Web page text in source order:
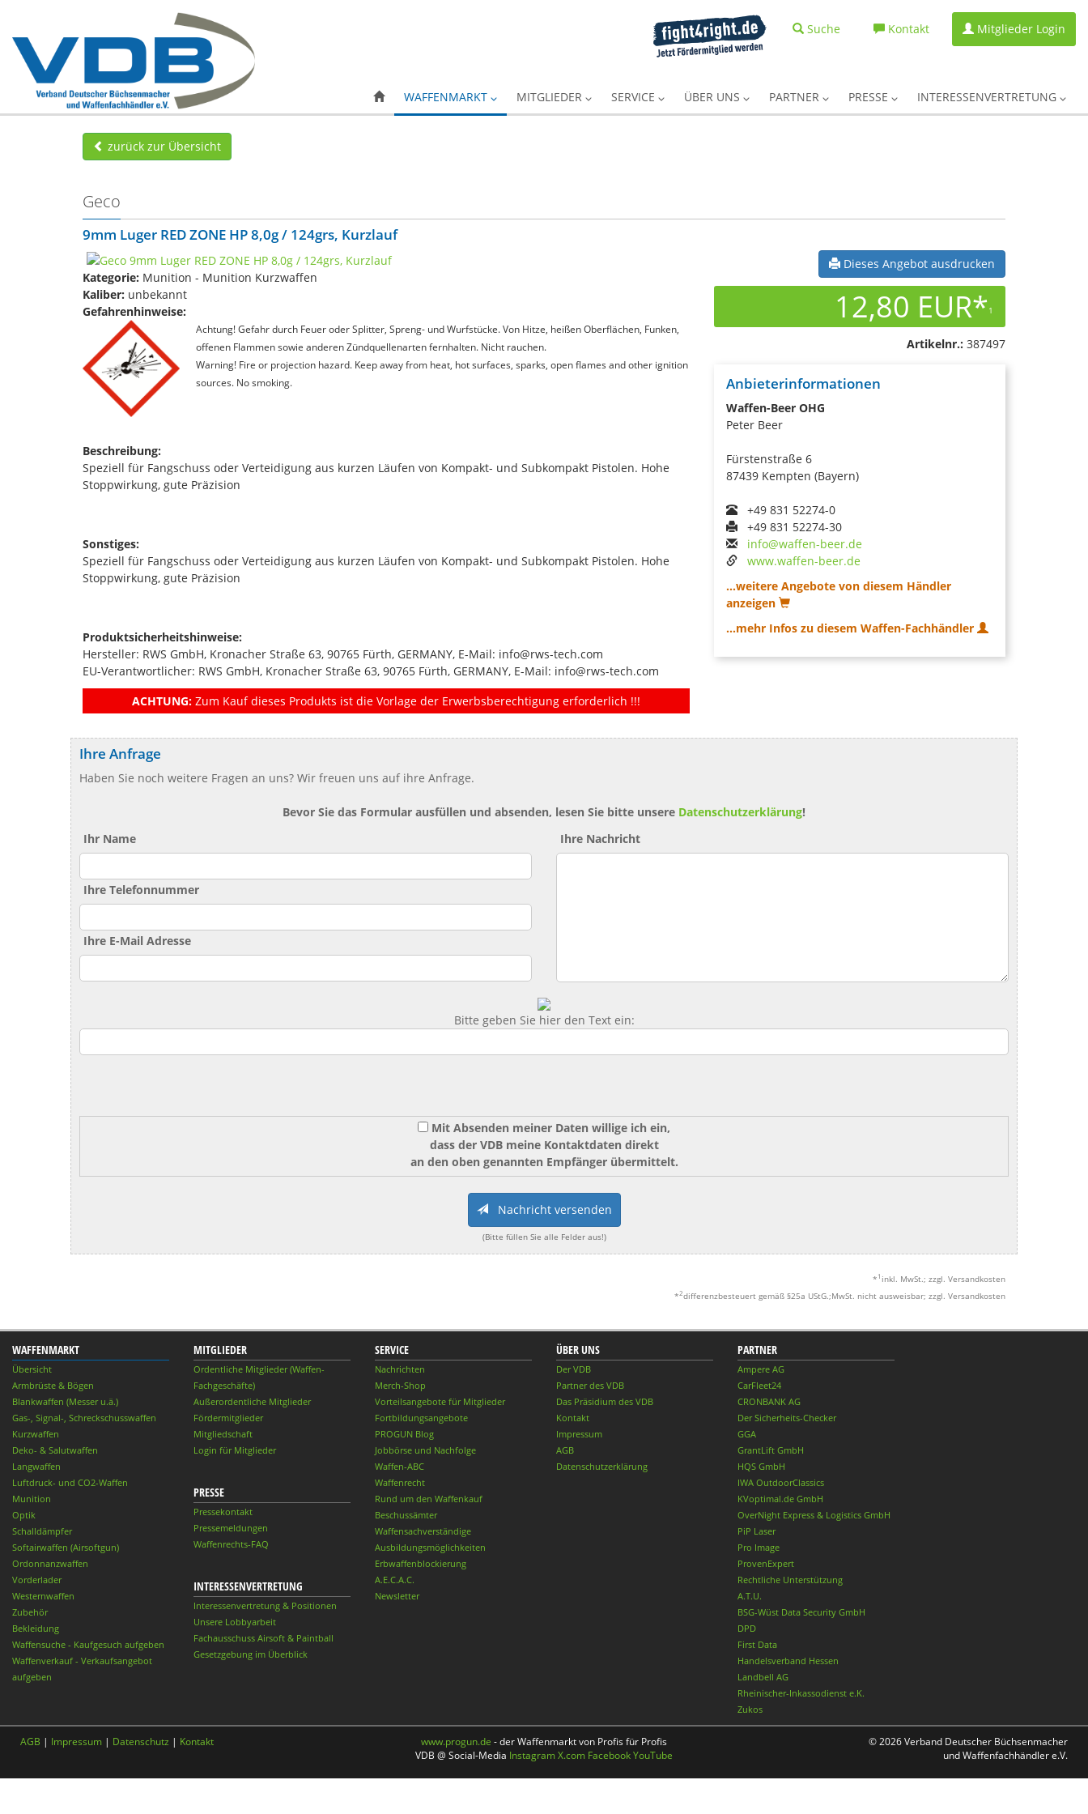
Suche Kontakt Mitglieder Login
WAFFENMARKT MITGLIEDER SERVICE ÜBER UNS PARTNER PRESSE INTERESSENVERTRETUNG
zurück zur Übersicht
Geco
9mm Luger RED ZONE HP 8,0g / 124grs, Kurzlauf
Kategorie: Munition - Munition Kurzwaffen
Kaliber: unbekannt
Gefahrenhinweise:
Achtung! Gefahr durch Feuer oder Splitter, Spreng- und Wurfstücke. Von Hitze, heißen Oberflächen, Funken,
offenen Flammen sowie anderen Zündquellenarten fernhalten. Nicht rauchen.
Warning! Fire or projection hazard. Keep away from heat, hot surfaces, sparks, open flames and other ignition
sources. No smoking.
Beschreibung:
Speziell für Fangschuss oder Verteidigung aus kurzen Läufen von Kompakt- und Subkompakt Pistolen. Hohe
Stoppwirkung, gute Präzision
Sonstiges:
Speziell für Fangschuss oder Verteidigung aus kurzen Läufen von Kompakt- und Subkompakt Pistolen. Hohe
Stoppwirkung, gute Präzision
Produktsicherheitshinweise:
Hersteller: RWS GmbH, Kronacher Straße 63, 90765 Fürth, GERMANY, E-Mail: info@rws-tech.com
EU-Verantwortlicher: RWS GmbH, Kronacher Straße 63, 90765 Fürth, GERMANY, E-Mail: info@rws-tech.com
ACHTUNG: Zum Kauf dieses Produkts ist die Vorlage der Erwerbsberechtigung erforderlich !!!
Dieses Angebot ausdrucken
12,80 EUR*1
Artikelnr.: 387497
Anbieterinformationen
Waffen-Beer OHG
Peter Beer
Fürstenstraße 6
87439 Kempten (Bayern)
+49 831 52274-0
+49 831 52274-30
info@waffen-beer.de
www.waffen-beer.de
...weitere Angebote von diesem Händler
anzeigen
...mehr Infos zu diesem Waffen-Fachhändler
Ihre Anfrage
Haben Sie noch weitere Fragen an uns? Wir freuen uns auf ihre Anfrage.
Bevor Sie das Formular ausfüllen und absenden, lesen Sie bitte unsere Datenschutzerklärung!
Ihr Name
Ihre Telefonnummer
Ihre E-Mail Adresse
Ihre Nachricht
Bitte geben Sie hier den Text ein:
Mit Absenden meiner Daten willige ich ein,
dass der VDB meine Kontaktdaten direkt
an den oben genannten Empfänger übermittelt.
Nachricht versenden
(Bitte füllen Sie alle Felder aus!)
* 1 inkl. MwSt.; zzgl. Versandkosten
*2differenzbesteuert gemäß §25a UStG.;MwSt. nicht ausweisbar; zzgl. Versandkosten
WAFFENMARKT
Übersicht
Armbrüste & Bögen
Blankwaffen (Messer u.ä.)
Gas-, Signal-, Schreckschusswaffen
Kurzwaffen
Deko- & Salutwaffen
Langwaffen
Luftdruck- und CO2-Waffen
Munition
Optik
Schalldämpfer
Softairwaffen (Airsoftgun)
Ordonnanzwaffen
Vorderlader
Westernwaffen
Zubehör
Bekleidung
Waffensuche - Kaufgesuch aufgeben
Waffenverkauf - Verkaufsangebot
aufgeben
MITGLIEDER
Ordentliche Mitglieder (Waffen-
Fachgeschäfte)
Außerordentliche Mitglieder
Fördermitglieder
Mitgliedschaft
Login für Mitglieder
PRESSE
Pressekontakt
Pressemeldungen
Waffenrechts-FAQ
INTERESSENVERTRETUNG
Interessenvertretung & Positionen
Unsere Lobbyarbeit
Fachausschuss Airsoft & Paintball
Gesetzgebung im Überblick
SERVICE
Nachrichten
Merch-Shop
Vorteilsangebote für Mitglieder
Fortbildungsangebote
PROGUN Blog
Jobbörse und Nachfolge
Waffen-ABC
Waffenrecht
Rund um den Waffenkauf
Beschussämter
Waffensachverständige
Ausbildungsmöglichkeiten
Erbwaffenblockierung
A.E.C.A.C.
Newsletter
ÜBER UNS
Der VDB
Partner des VDB
Das Präsidium des VDB
Kontakt
Impressum
AGB
Datenschutzerklärung
PARTNER
Ampere AG
CarFleet24
CRONBANK AG
Der Sicherheits-Checker
GGA
GrantLift GmbH
HQS GmbH
IWA OutdoorClassics
KVoptimal.de GmbH
OverNight Express & Logistics GmbH
PiP Laser
Pro Image
ProvenExpert
Rechtliche Unterstützung
A.T.U.
BSG-Wüst Data Security GmbH
DPD
First Data
Handelsverband Hessen
Landbell AG
Rheinischer-Inkassodienst e.K.
Zukos
AGB | Impressum | Datenschutz | Kontakt www.progun.de - der Waffenmarkt von Profis für Profis
VDB @ Social-Media InstagramX.com FacebookYouTube
© 2026 Verband Deutscher Büchsenmacher
und Waffenfachhändler e.V.